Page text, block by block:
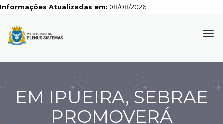
Atualizadas em: 08/08/2026
EM IPUEIRA, SEBRAE
PROMOVERÁ